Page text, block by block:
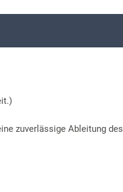
zuverlässige Ableitung des